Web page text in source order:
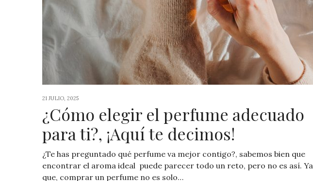
21 JULIO, 2025
¿Cómo elegir el perfume adecuado
para ti?, ¡Aquí te decimos!
¿Te has preguntado qué perfume va mejor contigo?, sabemos bien que
encontrar el aroma ideal puede parecer todo un reto, pero no es así. Ya
que, comprar un perfume no es solo…